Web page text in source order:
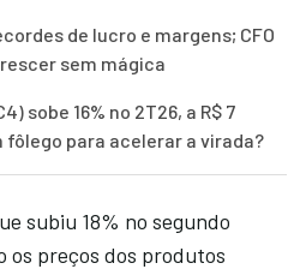
de lucro e margens; CFO
sem mágica
sobe 16% no 2T26, a R$ 7
para acelerar a virada?
subiu 18% no segundo
preços dos produtos